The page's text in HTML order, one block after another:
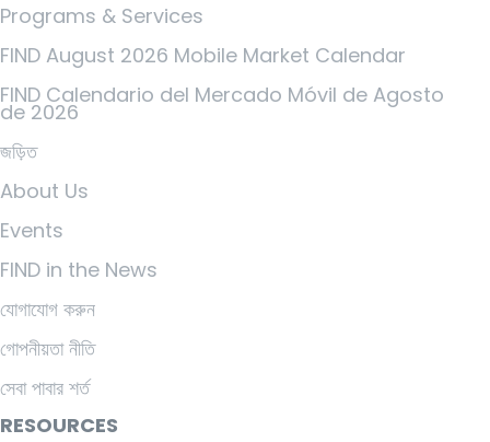
Programs & Services
FIND August 2026 Mobile Market Calendar
FIND Calendario del Mercado Móvil de Agosto
de 2026
জড়িত
About Us
Events
FIND in the News
যোগাযোগ করুন
গোপনীয়তা নীতি
সেবা পাবার শর্ত
RESOURCES